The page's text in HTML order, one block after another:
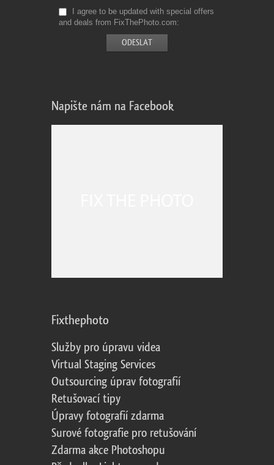
I agree to be updated with special offers
and deals from FixThePhoto.com
Napište nám na Facebook
Fixthephoto
Služby pro úpravu videa
Virtual Staging Services
Outsourcing úprav fotografií
Retušovací tipy
Úpravy fotografií zdarma
Surové fotografie pro retušování
Zdarma akce Photoshopu